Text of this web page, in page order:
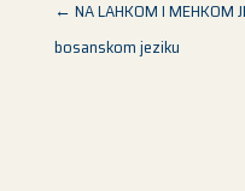
← NA LAHKOM I MEHKOM
bosanskom jeziku